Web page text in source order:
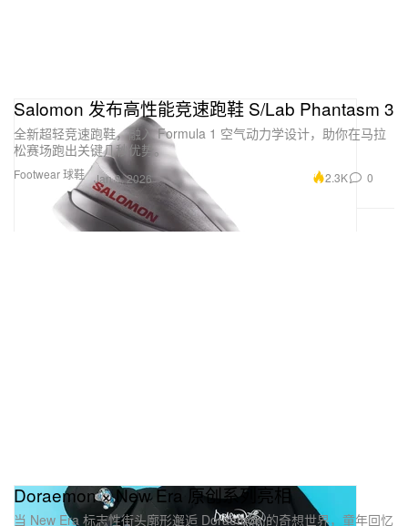
Footwear 球鞋
Salomon 发布高性能竞速跑鞋 S/Lab Phantasm 3
全新超轻竞速跑鞋，融入 Formula 1 空气动力学设计，助你在马拉
松赛场跑出关键几秒优势。
Jan 9, 2026 2.3K 0
Doraemon × New Era 原创系列亮相
当 New Era 标志性街头廓形邂逅 Doraemon 的奇想世界，童年回忆